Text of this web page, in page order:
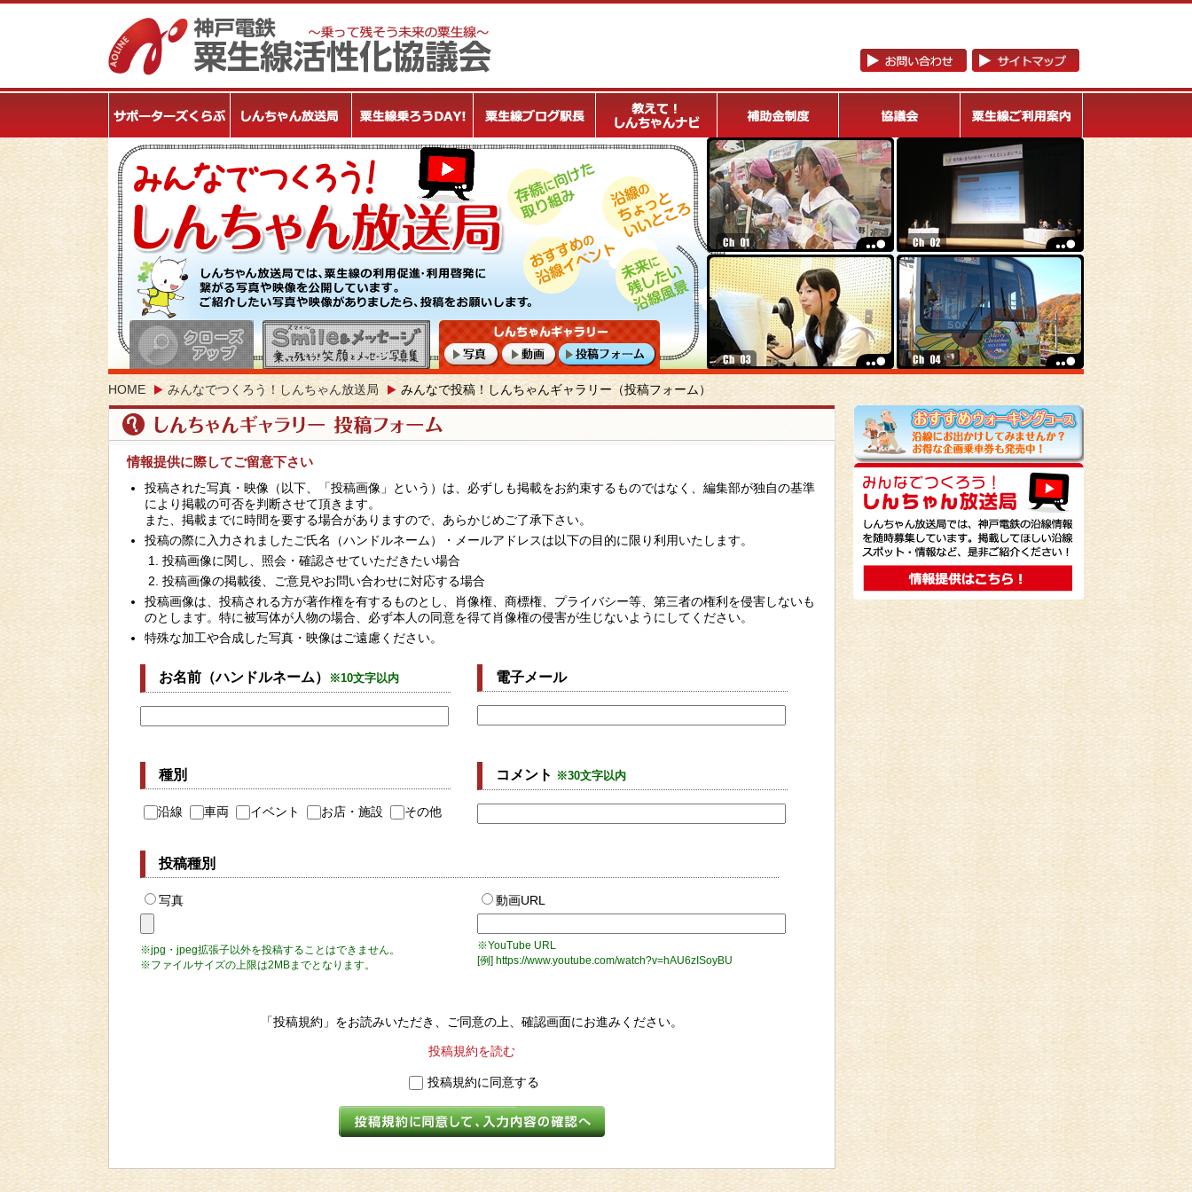
HOME みんなでつくろう！しんちゃん放送局 みんなで投稿！しんちゃんギャラリー（投稿フォーム）
情報提供に際してご留意下さい
投稿された写真・映像（以下、「投稿画像」という）は、必ずしも掲載をお約束するものではなく、編集部が独自の基準
により掲載の可否を判断させて頂きます。
また、掲載までに時間を要する場合がありますので、あらかじめご了承下さい。
投稿の際に入力されましたご氏名（ハンドルネーム）・メールアドレスは以下の目的に限り利用いたします。
投稿画像に関し、照会・確認させていただきたい場合
投稿画像の掲載後、ご意見やお問い合わせに対応する場合
投稿画像は、投稿される方が著作権を有するものとし、肖像権、商標権、プライバシー等、第三者の権利を侵害しないも
のとします。特に被写体が人物の場合、必ず本人の同意を得て肖像権の侵害が生じないようにしてください。
特殊な加工や合成した写真・映像はご遠慮ください。
お名前（ハンドルネーム） ※10文字以内 電子メール
種別
沿線 車両 イベント お店・施設 その他
コメント ※30文字以内
投稿種別
写真
※jpg・jpeg拡張子以外を投稿することはできません。
※ファイルサイズの上限は2MBまでとなります。
動画URL
※YouTube URL
[例] https://www.youtube.com/watch?v=hAU6zISoyBU
「投稿規約」をお読みいただき、ご同意の上、確認画面にお進みください。
投稿規約を読む
投稿規約に同意する